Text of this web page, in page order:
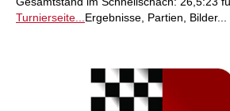
Turnierseite... Ergebnisse, Partien, Bilder...